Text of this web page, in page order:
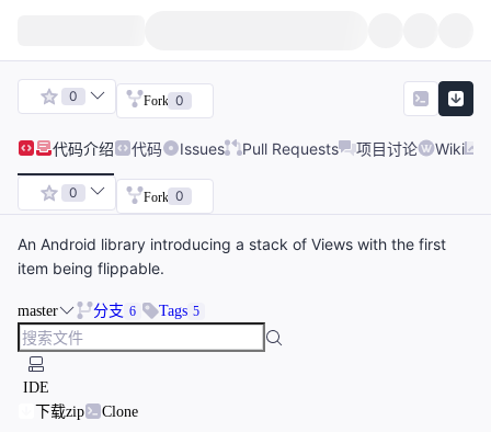
0 Fork 0
代码介绍 代码 Issues Pull Requests 项目讨论 Wiki
0 Fork 0
An Android library introducing a stack of Views with the first
item being flippable.
master 分支 6 Tags 5
IDE
下载zip
Clone